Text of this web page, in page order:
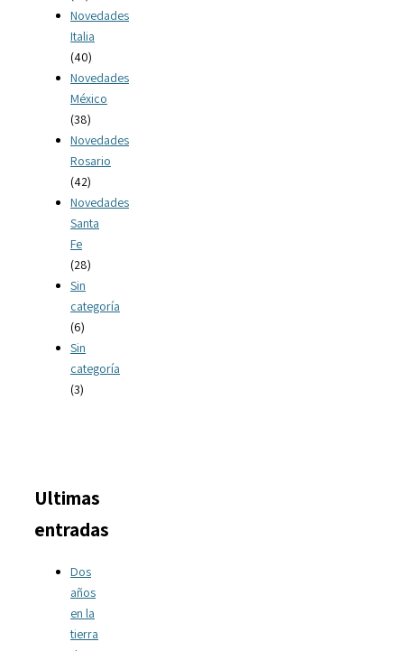
Novedades
Italia
(40)
Novedades
México
(38)
Novedades
Rosario
(42)
Novedades
Santa
Fe
(28)
Sin
categoría
(6)
Sin
categoría
(3)
Ultimas
entradas
Dos
años
en la
tierra